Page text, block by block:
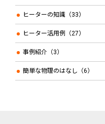
ヒーターの知識（33）
ヒーター活用例（27）
事例紹介（3）
簡単な物理のはなし（6）